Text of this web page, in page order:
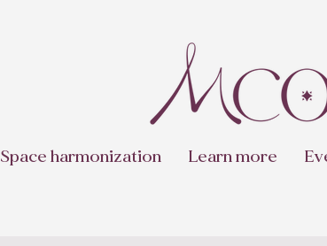
Space harmonization Learn more